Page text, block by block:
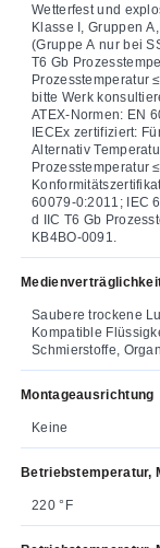
Wetterfest und
Klasse I, Gruppen
(Gruppe A nur bei
T6 Gb
Prozesstemperatur
bitte Werk
ATEX-Normen: EN
IECEx zertifiziert:
Alternativ
Prozesstemperatur
60079-0:2011; IEC
d IIC T6 Gb
KB4BO-0091.
Saubere trockene
Kompatible
Schmierstoffe,
Montageausrichtung
Keine
Betriebstemperatur,
220 °F